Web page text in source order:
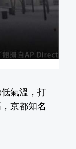
氣溫，打
京都知名